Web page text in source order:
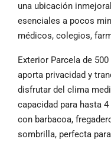
una ubicación
esenciales a pocos
médicos, colegios,
Exterior Parcela de
aporta privacidad y
disfrutar del clima
capacidad para hasta
con barbacoa,
sombrilla, perfecta